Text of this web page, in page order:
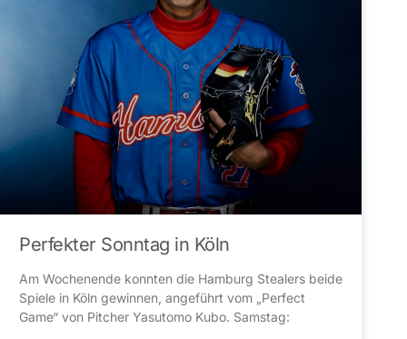
Perfekter Sonntag in Köln
Am Wochenende konnten die Hamburg Stealers beide
Spiele in Köln gewinnen, angeführt vom „Perfect
Game“ von Pitcher Yasutomo Kubo. Samstag: